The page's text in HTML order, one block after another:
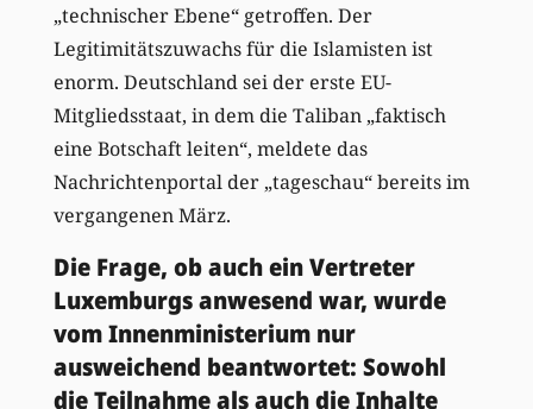
„technischer Ebene“ getroffen. Der
Legitimitätszuwachs für die Islamisten ist
enorm. Deutschland sei der erste EU-
Mitgliedsstaat, in dem die Taliban „faktisch
eine Botschaft leiten“, meldete das
Nachrichtenportal der „tageschau“ bereits im
vergangenen März.
Die Frage, ob auch ein Vertreter
Luxemburgs anwesend war, wurde
vom Innenministerium nur
ausweichend beantwortet: Sowohl
die Teilnahme als auch die Inhalte